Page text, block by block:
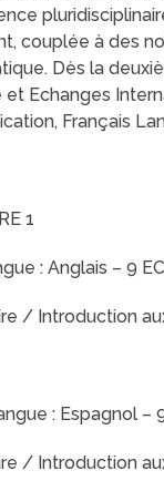
couplée à des
Dès la
et Echanges
Français
1
: Anglais – 9
/ Introduction
: Espagnol –
/ Introduction